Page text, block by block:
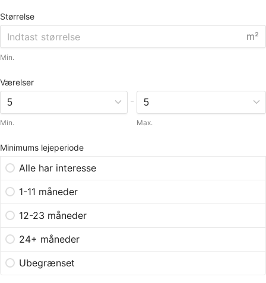
Størrelse
m²
Min.
Værelser
Min.
-
Max.
Minimums lejeperiode
Alle har interesse
1-11 måneder
12-23 måneder
24+ måneder
Ubegrænset